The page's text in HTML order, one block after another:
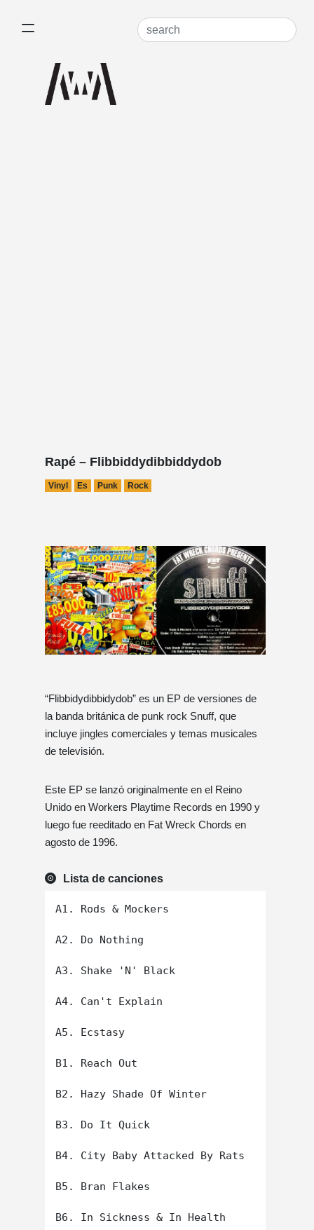
Rapé – Flibbiddydibbiddydob
Vinyl Es Punk Rock
“Flibbidydibbidydob” es un EP de versiones de
la banda británica de punk rock Snuff, que
incluye jingles comerciales y temas musicales
de televisión.
Este EP se lanzó originalmente en el Reino
Unido en Workers Playtime Records en 1990 y
luego fue reeditado en Fat Wreck Chords en
agosto de 1996.
Lista de canciones
A1. Rods & Mockers
A2. Do Nothing
A3. Shake 'N' Black
A4. Can't Explain
A5. Ecstasy
B1. Reach Out
B2. Hazy Shade Of Winter
B3. Do It Quick
B4. City Baby Attacked By Rats
B5. Bran Flakes